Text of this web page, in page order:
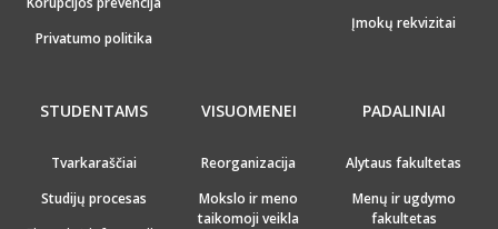
Privatumo politika
Įmokų rekvizitai
STUDENTAMS
Tvarkaraščiai
Studijų procesas
VISUOMENEI
Reorganizacija
Mokslo ir meno
taikomoji veikla
PADALINIAI
Alytaus fakultetas
Menų ir ugdymo
fakultetas